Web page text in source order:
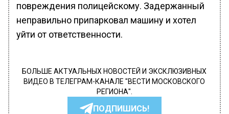
повреждения полицейскому. Задержанный
неправильно припарковал машину и хотел
уйти от ответственности.
БОЛЬШЕ АКТУАЛЬНЫХ НОВОСТЕЙ И ЭКСКЛЮЗИВНЫХ
ВИДЕО В ТЕЛЕГРАМ-КАНАЛЕ "ВЕСТИ МОСКОВСКОГО
РЕГИОНА".
ПОДПИШИСЬ!